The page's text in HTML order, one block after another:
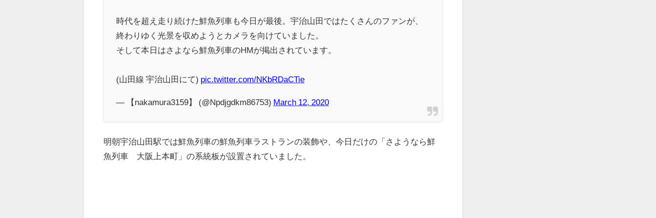
時代を超え走り続けた鮮魚列車も今日が最後。宇治山田ではたくさんのファンが、
終わりゆく光景を収めようとカメラを向けていました。
そして本日はさよなら鮮魚列車のHMが掲出されています。
(山田線 宇治山田にて) pic.twitter.com/NKbRDaCTie
— 【nakamura3159】 (@Npdjgdkm86753) March 12, 2020
明朝宇治山田駅では鮮魚列車の鮮魚列車ラストランの装飾や、今日だけの「さようなら鮮
魚列車 大阪上本町」の系統板が設置されていました。